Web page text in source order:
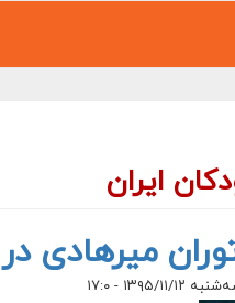
ایران
میرهادی در
۱۱/۱۲ - ۱۷:۰